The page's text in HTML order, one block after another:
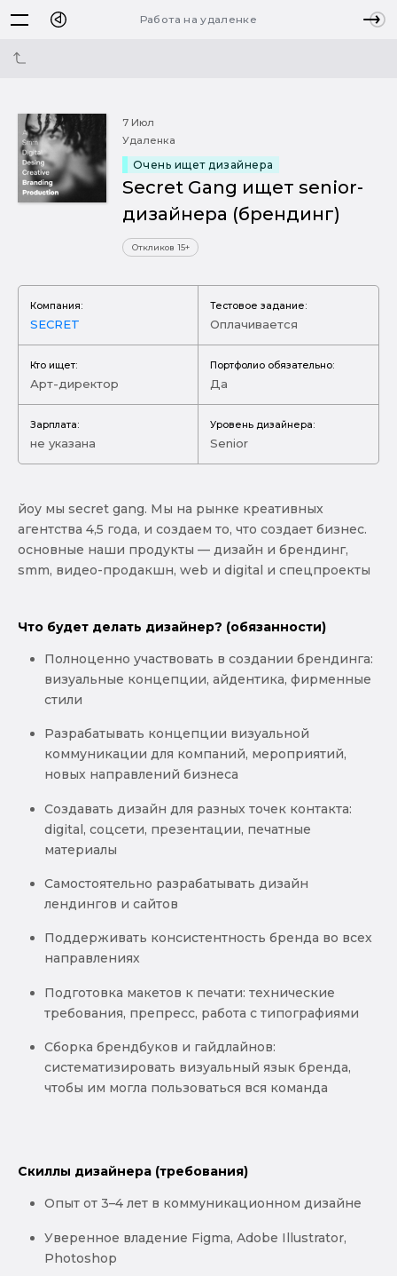
Работа на удаленке
7 Июл
Удаленка
Очень ищет дизайнера
Secret Gang ищет senior-
дизайнера (брендинг)
Откликов 15+
Компания:
SECRET
Тестовое задание:
Оплачивается
Кто ищет:
Арт-директор
Портфолио обязательно:
Да
Зарплата:
не указана
Уровень дизайнера:
Senior
йоу мы secret gang. Мы на рынке креативных
агентства 4,5 года, и создаем то, что создает бизнес.
основные наши продукты — дизайн и брендинг,
smm, видео-продакшн, web и digital и спецпроекты
Что будет делать дизайнер? (обязанности)
Полноценно участвовать в создании брендинга:
визуальные концепции, айдентика, фирменные
стили
Разрабатывать концепции визуальной
коммуникации для компаний, мероприятий,
новых направлений бизнеса
Создавать дизайн для разных точек контакта:
digital, соцсети, презентации, печатные
материалы
Самостоятельно разрабатывать дизайн
лендингов и сайтов
Поддерживать консистентность бренда во всех
направлениях
Подготовка макетов к печати: технические
требования, препресс, работа с типографиями
Сборка брендбуков и гайдлайнов:
систематизировать визуальный язык бренда,
чтобы им могла пользоваться вся команда
Скиллы дизайнера (требования)
Опыт от 3–4 лет в коммуникационном дизайне
Уверенное владение Figma, Adobe Illustrator,
Photoshop